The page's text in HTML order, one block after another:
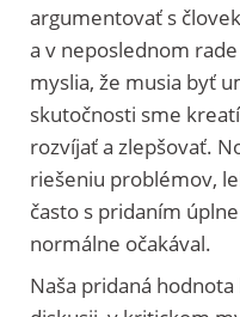
argumentovať s
a v neposlednom
myslia, že musia byť
skutočnosti sme
rozvíjať a zlepšovať.
riešeniu problémov,
často s pridaním
normálne očakával.
Naša pridaná